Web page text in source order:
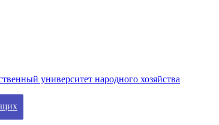
университет народного хозяйства